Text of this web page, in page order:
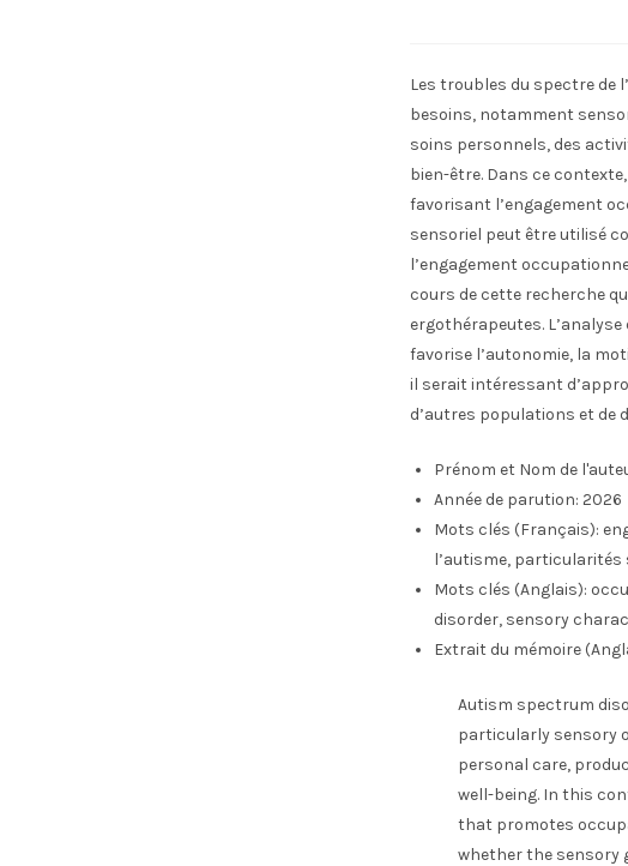
Les troubles du spectre de
besoins, notamment
soins personnels, des
bien-être. Dans ce
favorisant l’engagement
sensoriel peut être utilisé
l’engagement
cours de cette recherche
ergothérapeutes.
favorise l’autonomie, la
il serait intéressant
d’autres populations et de
Prénom et Nom de
Année de parution: 2026
Mots clés (Français):
l’autisme, particularités
Mots clés (Anglais):
disorder, sensory
Extrait du mémoire
Autism spectrum
particularly sensory
personal care,
well-being. In this
that promotes
whether the sensory